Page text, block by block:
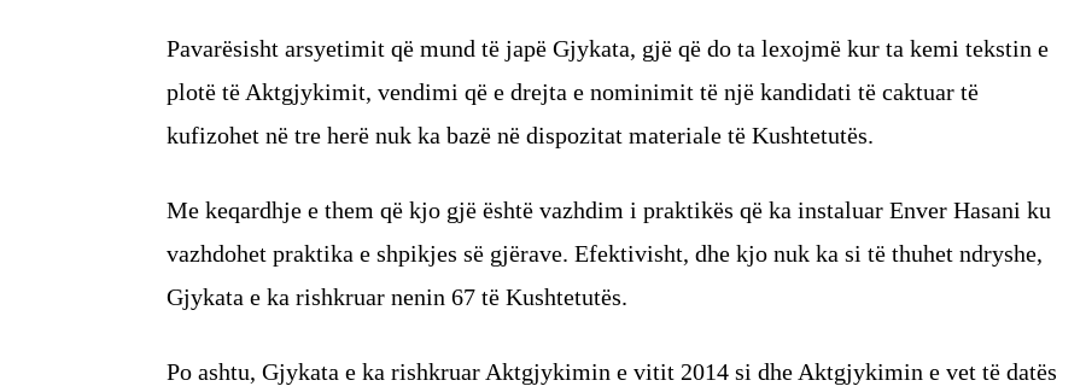
Pavarësisht arsyetimit që mund të japë Gjykata, gjë që do ta lexojmë kur ta kemi tekstin e
plotë të Aktgjykimit, vendimi që e drejta e nominimit të një kandidati të caktuar të
kufizohet në tre herë nuk ka bazë në dispozitat materiale të Kushtetutës.
Me keqardhje e them që kjo gjë është vazhdim i praktikës që ka instaluar Enver Hasani ku
vazhdohet praktika e shpikjes së gjërave. Efektivisht, dhe kjo nuk ka si të thuhet ndryshe,
Gjykata e ka rishkruar nenin 67 të Kushtetutës.
Po ashtu, Gjykata e ka rishkruar Aktgjykimin e vitit 2014 si dhe Aktgjykimin e vet të datës